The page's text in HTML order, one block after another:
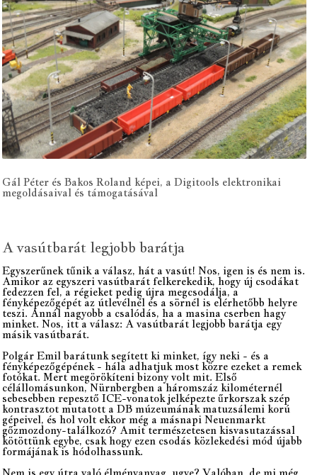
Gál Péter és Bakos Roland képei, a Digitools elektronikai
megoldásaival és támogatásával
A vasútbarát legjobb barátja
Egyszerűnek tűnik a válasz, hát a vasút! Nos, igen is és nem is.
Amikor az egyszeri vasútbarát felkerekedik, hogy új csodákat
fedezzen fel, a régieket pedig újra megcsodálja, a
fényképezőgépét az útlevélnél és a sörnél is elérhetőbb helyre
teszi. Annál nagyobb a csalódás, ha a masina cserben hagy
minket. Nos, itt a válasz: A vasútbarát legjobb barátja egy
másik vasútbarát.
Polgár Emil barátunk segített ki minket, így neki - és a
fényképezőgépének - hála adhatjuk most közre ezeket a remek
fotókat. Mert megörökíteni bizony volt mit. Első
célállomásunkon, Nürnbergben a háromszáz kilométernél
sebesebben repesztő ICE-vonatok jelképezte űrkorszak szép
kontrasztot mutatott a DB múzeumának matuzsálemi korú
gépeivel, és hol volt ekkor még a másnapi Neuenmarkt
gőzmozdony-találkozó? Amit természetesen kisvasutazással
kötöttünk egybe, csak hogy ezen csodás közlekedési mód újabb
formájának is hódolhassunk.